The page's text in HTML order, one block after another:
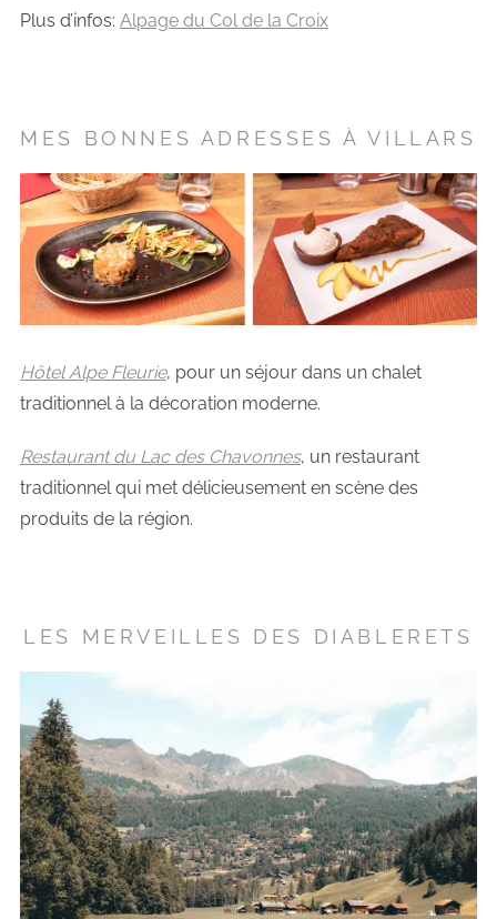
Plus d’infos: Alpage du Col de la Croix
MES BONNES ADRESSES À VILLARS
Hôtel Alpe Fleurie, pour un séjour dans un chalet
traditionnel à la décoration moderne.
Restaurant du Lac des Chavonnes, un restaurant
traditionnel qui met délicieusement en scène des
produits de la région.
LES MERVEILLES DES DIABLERETS